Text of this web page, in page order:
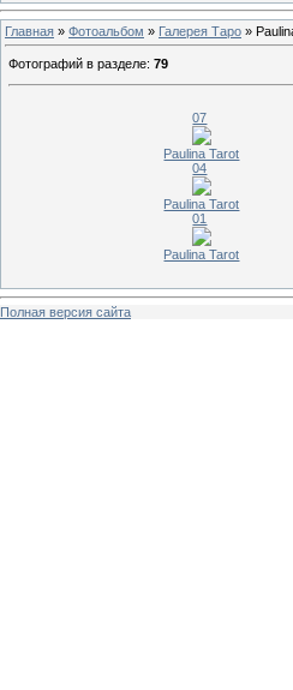
Главная » Фотоальбом » Галерея Таро »
Фотографий в разделе: 79
07
Paulina Tarot
04
Paulina Tarot
01
Paulina Tarot
Полная версия сайта